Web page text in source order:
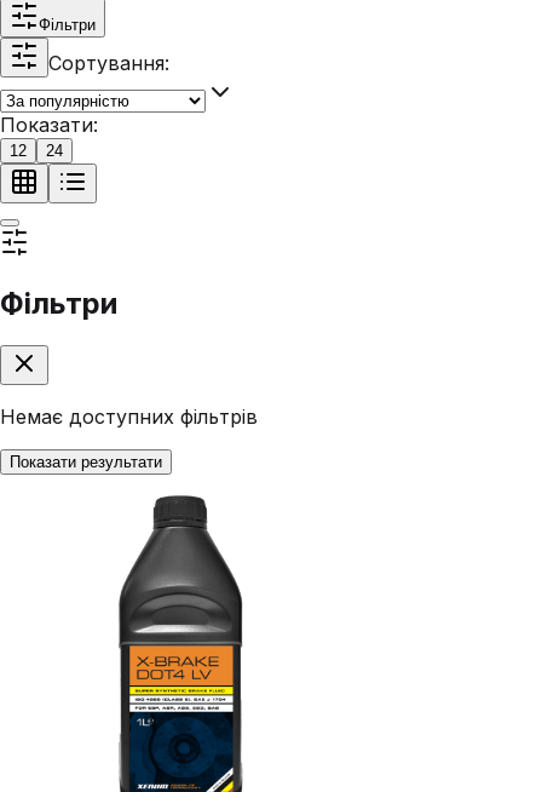
Фільтри
Сортування:
Показати:
12 24
Фільтри
Немає доступних фільтрів
Показати результати